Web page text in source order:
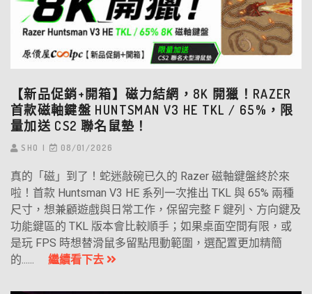
【新品促銷+開箱】磁力結網，8K 開獵！RAZER
首款磁軸鍵盤 HUNTSMAN V3 HE TKL / 65%，限
量加送 CS2 聯名鼠墊！
SHO 08/01/2026
真的「磁」到了！蛇迷敲碗已久的 Razer 磁軸鍵盤終於來
啦！首款 Huntsman V3 HE 系列一次推出 TKL 與 65% 兩種
尺寸，想兼顧遊戲與日常工作，保留完整 F 鍵列、方向鍵及
功能鍵區的 TKL 版本會比較順手；如果桌面空間有限，或
是玩 FPS 時想替滑鼠多留點甩動範圍，選配置更加精簡
的...... 繼續看下去